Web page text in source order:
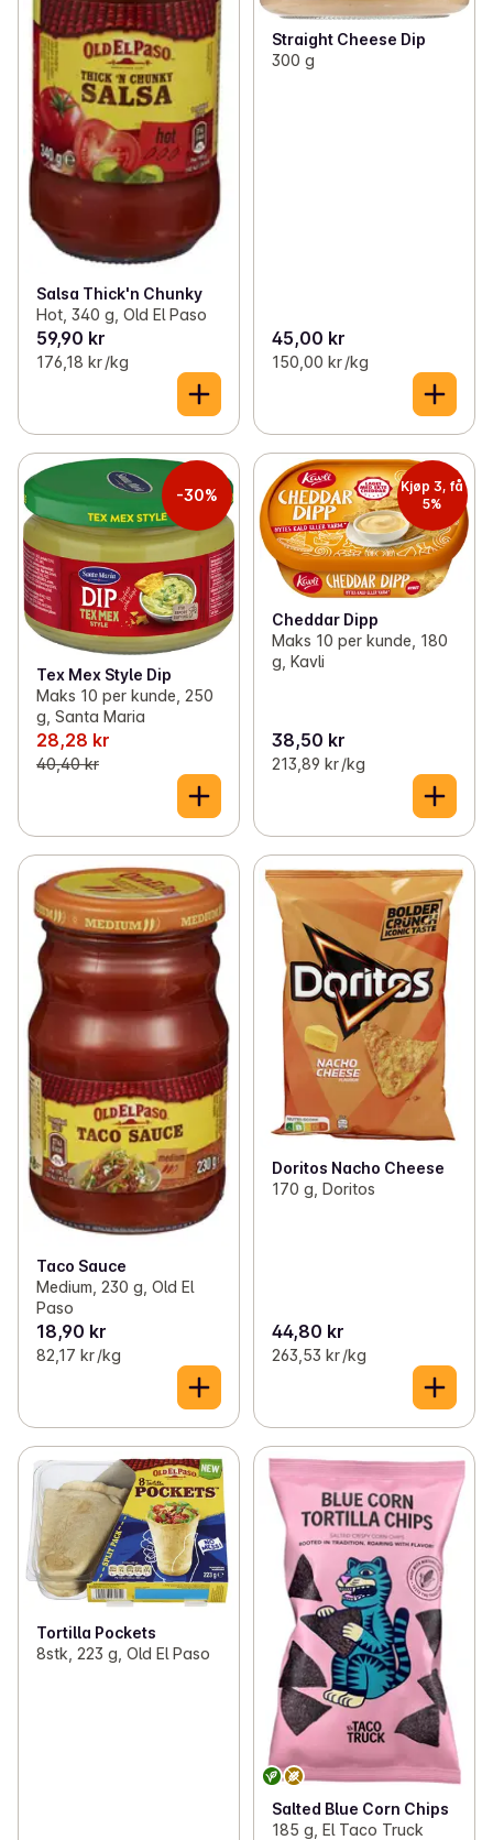
Salsa Thick'n Chunky
Hot, 340 g, Old El Paso
59,90 kr
176,18 kr /kg
Straight Cheese Dip
300 g
45,00 kr
150,00 kr /kg
-30%
Tex Mex Style Dip
Maks 10 per kunde, 250
g, Santa Maria
28,28 kr
40,40 kr
Kjøp 3, få
5%
Cheddar Dipp
Maks 10 per kunde, 180
g, Kavli
38,50 kr
213,89 kr /kg
Taco Sauce
Medium, 230 g, Old El
Paso
18,90 kr
82,17 kr /kg
Doritos Nacho Cheese
170 g, Doritos
44,80 kr
263,53 kr /kg
Tortilla Pockets
8stk, 223 g, Old El Paso
Salted Blue Corn Chips
185 g, El Taco Truck